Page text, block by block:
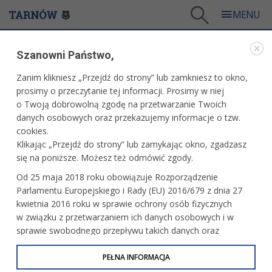
Wiadomości tarnowskie nr 82
WARTO PRZECZYTAĆ
WIADOMOŚCI TARNOWSKIE NR 82
28.10.2024, 10:00 Redakcja tarnow.pl
Wydanie: wrzesień 2024
Szanowni Państwo,
Zanim klikniesz „Przejdź do strony” lub zamkniesz to okno,
prosimy o przeczytanie tej informacji. Prosimy w niej
o Twoją dobrowolną zgodę na przetwarzanie Twoich
danych osobowych oraz przekazujemy informacje o tzw.
cookies.
Klikając „Przejdź do strony” lub zamykając okno, zgadzasz
się na poniższe. Możesz też odmówić zgody.
Od 25 maja 2018 roku obowiązuje Rozporządzenie
Parlamentu Europejskiego i Rady (EU) 2016/679 z dnia 27
kwietnia 2016 roku w sprawie ochrony osób fizycznych
w związku z przetwarzaniem ich danych osobowych i w
sprawie swobodnego przepływu takich danych oraz
uchylenia dyrektywy 95/46/WE (określane jako RODO, GDPR
lub Ogólne Rozporządzenie o Ochronie Danych
PEŁNA INFORMACJA